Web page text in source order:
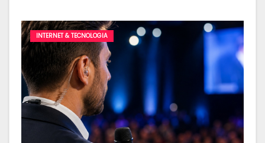
INTERNET & TECNOLOGIA